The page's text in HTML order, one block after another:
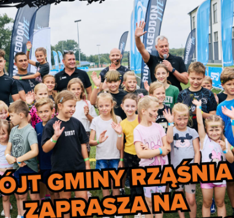
z tym informacjami z innych niż
urządzeniach przenośnych aplikacji991
.
PGE Dystrybucja S.A. mająca na
zakresie zgłoszeń o braku zasilania energią z jego
nie tylko planowanych przerw w danej
czasem usunięcia wraz z poglądową mapą